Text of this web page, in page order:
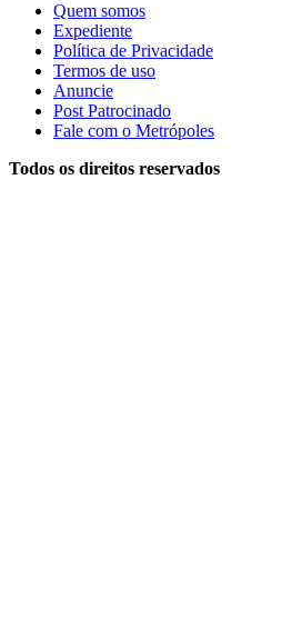
Quem somos
Expediente
Política de Privacidade
Termos de uso
Anuncie
Post Patrocinado
Fale com o Metrópoles
Todos os direitos reservados